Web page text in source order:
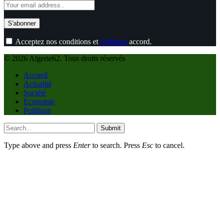
Acceptez nos conditions et politique accord.
© 2026 Algerie62. Tous droits réservés
Accueil
Actualité
Société
Economie
Politique
Submit
Type above and press Enterto search. Press Esc to cancel.